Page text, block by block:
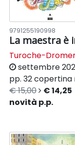
9791255190998
La maestra è
Turoche-
settembre
pp. 32copertina
€ 15,00
€ 14,25
novità p.p.